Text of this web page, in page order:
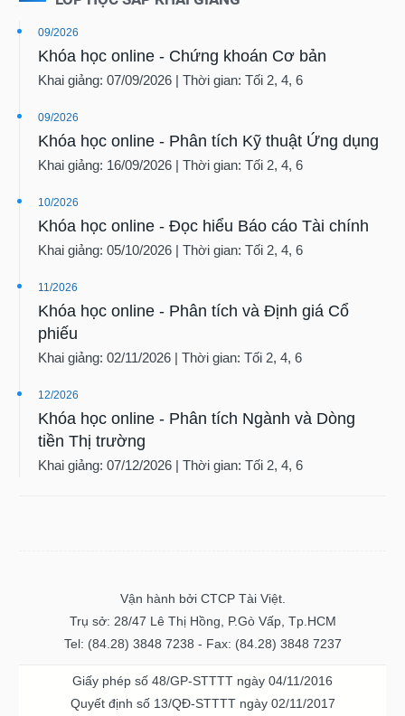
Khóa học online - Chứng khoán Cơ bản
Khai giảng: 07/09/2026 | Thời gian: Tối 2, 4, 6
Khóa học online - Phân tích Kỹ thuật Ứng dụng
Khai giảng: 16/09/2026 | Thời gian: Tối 2, 4, 6
Khóa học online - Đọc hiểu Báo cáo Tài chính
Khai giảng: 05/10/2026 | Thời gian: Tối 2, 4, 6
Khóa học online - Phân tích và Định giá Cổ
phiếu
Khai giảng: 02/11/2026 | Thời gian: Tối 2, 4, 6
Khóa học online - Phân tích Ngành và Dòng
tiền Thị trường
Khai giảng: 07/12/2026 | Thời gian: Tối 2, 4, 6
Trụ sở: 28/47 Lê Thị Hồng, P.Gò Vấp, Tp.HCM
Tel: (84.28) 3848 7238 - Fax: (84.28) 3848 7237
Quyết định số 13/QĐ-STTTT ngày 02/11/2017
Quyết định số 06/QĐ-STTTT-ICP ngày 20/07/2023